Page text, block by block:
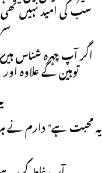
سب کی اميد نہيں
توہين کے علاوہ